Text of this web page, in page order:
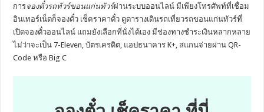
การจองตั๋วรถทัวร์ขอนแก่นทัวร์ผ่านระบบออนไลน์ มีเพียงโทรศัพท์ที่เชื่อม
อินเทอร์เน็ตก็จองตั๋ว เช็คราคาตั๋ว ดูตารางเดินรถเที่ยวรถขอนแก่นทัวร์ที่
เปิดจองตั๋วออนไลน์ แถมยังเลือกที่นั่งได้เอง มีช่องทางชำระเงินหลากหลาย
ไม่ว่าจะเป็น 7-Eleven, บัตรเครดิต, แอปธนาคาร K+, สแกนจ่ายผ่าน QR-
Code หรือ Big C